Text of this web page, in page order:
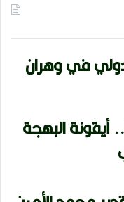
في وهران
البهجة